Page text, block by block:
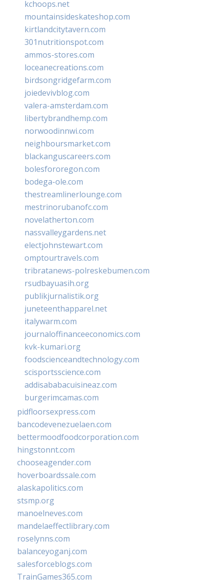
kchoops.net
mountainsideskateshop.com
kirtlandcitytavern.com
301nutritionspot.com
ammos-stores.com
loceanecreations.com
birdsongridgefarm.com
joiedevivblog.com
valera-amsterdam.com
libertybrandhemp.com
norwoodinnwi.com
neighboursmarket.com
blackanguscareers.com
bolesfororegon.com
bodega-ole.com
thestreamlinerlounge.com
mestrinorubanofc.com
novelatherton.com
nassvalleygardens.net
electjohnstewart.com
omptourtravels.com
tribratanews-polreskebumen.com
rsudbayuasih.org
publikjurnalistik.org
juneteenthapparel.net
italywarm.com
journaloffinanceeconomics.com
kvk-kumari.org
foodscienceandtechnology.com
scisportsscience.com
addisababacuisineaz.com
burgerimcamas.com
pidfloorsexpress.com
bancodevenezuelaen.com
bettermoodfoodcorporation.com
hingstonnt.com
chooseagender.com
hoverboardssale.com
alaskapolitics.com
stsmp.org
manoelneves.com
mandelaeffectlibrary.com
roselynns.com
balanceyoganj.com
salesforceblogs.com
TrainGames365.com